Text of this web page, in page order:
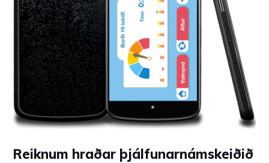
Reiknum hraðar þjálfunarnámskeiðið